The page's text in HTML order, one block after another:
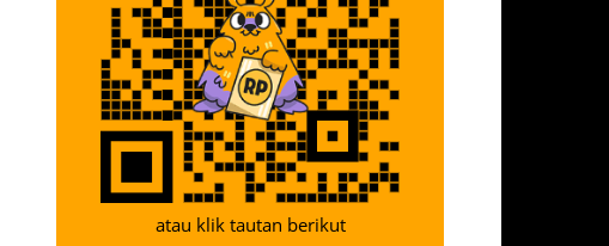
atau klik tautan berikut